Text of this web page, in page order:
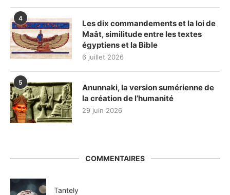
4
Les dix commandements et la loi de
Maât, similitude entre les textes
égyptiens et la Bible
6 juillet 2026
5
Anunnaki, la version sumérienne de
la création de l’humanité
29 juin 2026
COMMENTAIRES
Tantely